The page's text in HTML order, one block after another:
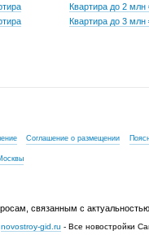
Квартира до 2 млн
Квартира до 3 млн
Соглашение о размещении
связанным с
novostroy-gid.ru - Все новостройки